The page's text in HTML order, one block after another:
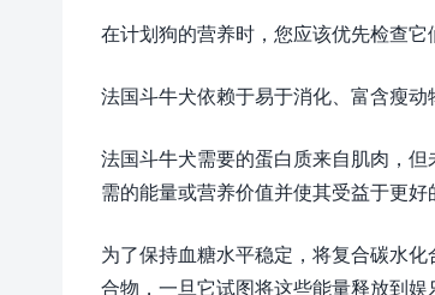
在计划狗的营养时，您应该优先检查它
法国斗牛犬依赖于易于消化、富含瘦动
法国斗牛犬需要的蛋白质来自肌肉，
需的能量或营养价值并使其受益于更好
为了保持血糖水平稳定，将复合碳水
合物，一旦它试图将这些能量释放到